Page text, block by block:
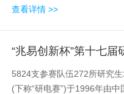
查看详情 >>
“兆易创新杯”第十七届
5824支参赛队伍272所研究
(下称“研电赛”)于1996年由中